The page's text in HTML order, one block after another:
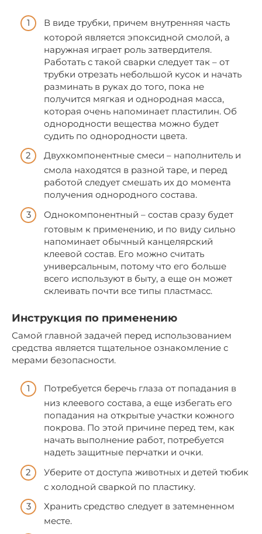
В виде трубки, причем внутренняя часть
которой является эпоксидной смолой, а
наружная играет роль затвердителя.
Работать с такой сварки следует так – от
трубки отрезать небольшой кусок и начать
разминать в руках до того, пока не
получится мягкая и однородная масса,
которая очень напоминает пластилин. Об
однородности вещества можно будет
судить по однородности цвета.
Двухкомпонентные смеси – наполнитель и
смола находятся в разной таре, и перед
работой следует смешать их до момента
получения однородного состава.
Однокомпонентный – состав сразу будет
готовым к применению, и по виду сильно
напоминает обычный канцелярский
клеевой состав. Его можно считать
универсальным, потому что его больше
всего используют в быту, а еще он может
склеивать почти все типы пластмасс.
Инструкция по применению
Самой главной задачей перед использованием
средства является тщательное ознакомление с
мерами безопасности.
Потребуется беречь глаза от попадания в
низ клеевого состава, а еще избегать его
попадания на открытые участки кожного
покрова. По этой причине перед тем, как
начать выполнение работ, потребуется
надеть защитные перчатки и очки.
Уберите от доступа животных и детей тюбик
с холодной сваркой по пластику.
Хранить средство следует в затемненном
месте.